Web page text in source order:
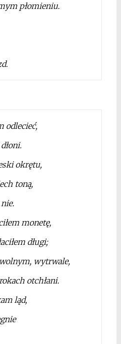
płomieniu.
odlecieć,
okrętu,
toną,
monetę,
długi;
wytrwale,
otchłani.
ląd,